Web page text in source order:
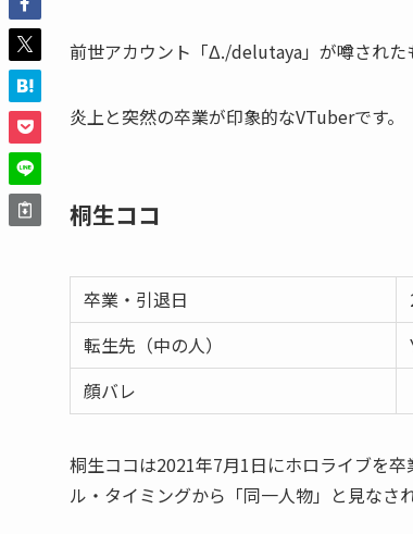
前世アカウント「Δ./delutaya」が噂された
炎上と突然の卒業が印象的なVTuberです。
桐生ココ
卒業・引退日
転生先（中の人）
顔バレ
桐生ココは2021年7月1日にホロライブを
ル・タイミングから「同一人物」と見なさ